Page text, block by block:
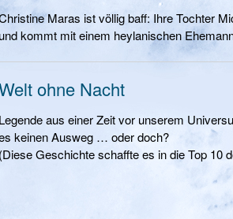
Maras ist völlig baff: Ihre Tochter
und kommt mit einem heylanischen
ohne Nacht
Legende aus einer Zeit vor unserem
keinen Ausweg … oder doch?
(Diese Geschichte schaffte es in die Top 10